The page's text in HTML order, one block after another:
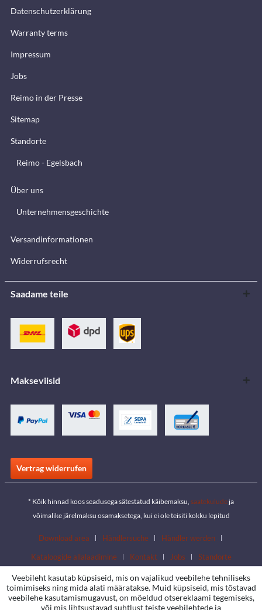
Datenschutzerklärung
Warranty terms
Impressum
Jobs
Reimo in der Presse
Sitemap
Standorte
Reimo - Egelsbach
Über uns
Unternehmensgeschichte
Versandinformationen
Widerrufsrecht
Saadame teile
Makseviisid
Vertrag widerrufen
* Kõik hinnad koos seadusega sätestatud käibemaksu, saatekulude ja
võimalike järelmaksu osamaksetega, kui ei ole teisiti kokku lepitud
Download area Händlersuche
Händler werden
Kataloogide allalaadimine
Kontakt Jobs Standorte
Veebileht kasutab küpsiseid, mis on vajalikud veebilehe tehniliseks
toimimiseks ning mida alati määratakse. Muid küpsiseid, mis tõstavad
veebilehe kasutamismugavust, on mõeldud otsereklaami tegemiseks,
või mis lihtsustavad suhtlust teiste veebilehtede ja